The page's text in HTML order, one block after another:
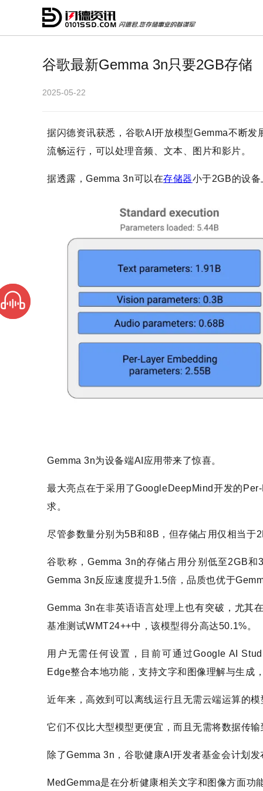
谷歌最新Gemma 3n只要2GB存储
2025-05-22
据闪德资讯获悉，谷歌AI开放模型Gemma不断
流畅运行，可以处理音频、文本、图片和影片。
据透露，Gemma 3n可以在存储器小于2GB的设
Gemma 3n为设备端AI应用带来了惊喜。
最大亮点在于采用了GoogleDeepMind开发的
求。
尽管参数量分别为5B和8B，但存储占用仅相当于
谷歌称，Gemma 3n的存储占用分别低至2GB
Gemma 3n反应速度提升1.5倍，品质也优于
Gemma 3n在非英语语言处理上也有突破，尤其
基准测试WMT24++中，该模型得分高达50.1%。
用户无需任何设置，目前可通过Google AI
Edge整合本地功能，支持文字和图像理解与生成
近年来，高效到可以离线运行且无需云端运算的
它们不仅比大型模型更便宜，而且无需将数据传
除了Gemma 3n，谷歌健康AI开发者基金会计划
MedGemma是在分析健康相关文字和图像方面功